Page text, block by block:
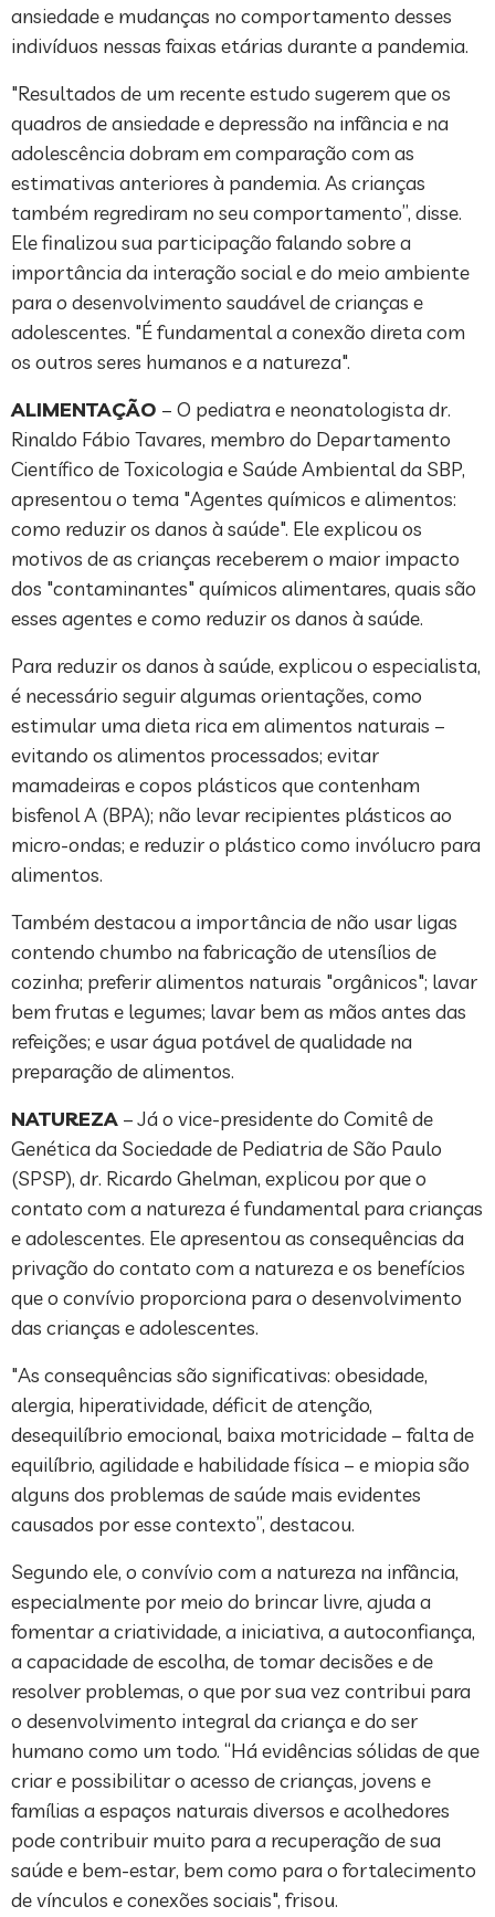
ansiedade e mudanças no comportamento desses
indivíduos nessas faixas etárias durante a pandemia.
"Resultados de um recente estudo sugerem que os
quadros de ansiedade e depressão na infância e na
adolescência dobram em comparação com as
estimativas anteriores à pandemia. As crianças
também regrediram no seu comportamento”, disse.
Ele finalizou sua participação falando sobre a
importância da interação social e do meio ambiente
para o desenvolvimento saudável de crianças e
adolescentes. "É fundamental a conexão direta com
os outros seres humanos e a natureza".
ALIMENTAÇÃO – O pediatra e neonatologista dr.
Rinaldo Fábio Tavares, membro do Departamento
Científico de Toxicologia e Saúde Ambiental da SBP,
apresentou o tema "Agentes químicos e alimentos:
como reduzir os danos à saúde". Ele explicou os
motivos de as crianças receberem o maior impacto
dos "contaminantes" químicos alimentares, quais são
esses agentes e como reduzir os danos à saúde.
Para reduzir os danos à saúde, explicou o especialista,
é necessário seguir algumas orientações, como
estimular uma dieta rica em alimentos naturais –
evitando os alimentos processados; evitar
mamadeiras e copos plásticos que contenham
bisfenol A (BPA); não levar recipientes plásticos ao
micro-ondas; e reduzir o plástico como invólucro para
alimentos.
Também destacou a importância de não usar ligas
contendo chumbo na fabricação de utensílios de
cozinha; preferir alimentos naturais "orgânicos"; lavar
bem frutas e legumes; lavar bem as mãos antes das
refeições; e usar água potável de qualidade na
preparação de alimentos.
NATUREZA – Já o vice-presidente do Comitê de
Genética da Sociedade de Pediatria de São Paulo
(SPSP), dr. Ricardo Ghelman, explicou por que o
contato com a natureza é fundamental para crianças
e adolescentes. Ele apresentou as consequências da
privação do contato com a natureza e os benefícios
que o convívio proporciona para o desenvolvimento
das crianças e adolescentes.
"As consequências são significativas: obesidade,
alergia, hiperatividade, déficit de atenção,
desequilíbrio emocional, baixa motricidade – falta de
equilíbrio, agilidade e habilidade física – e miopia são
alguns dos problemas de saúde mais evidentes
causados por esse contexto”, destacou.
Segundo ele, o convívio com a natureza na infância,
especialmente por meio do brincar livre, ajuda a
fomentar a criatividade, a iniciativa, a autoconfiança,
a capacidade de escolha, de tomar decisões e de
resolver problemas, o que por sua vez contribui para
o desenvolvimento integral da criança e do ser
humano como um todo. “Há evidências sólidas de que
criar e possibilitar o acesso de crianças, jovens e
famílias a espaços naturais diversos e acolhedores
pode contribuir muito para a recuperação de sua
saúde e bem-estar, bem como para o fortalecimento
de vínculos e conexões sociais", frisou.